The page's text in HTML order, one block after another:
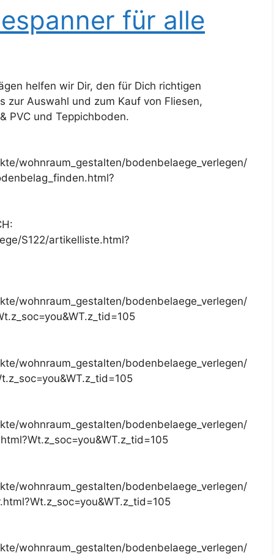
für alle
helfen wir Dir, den für Dich richtigen
zur Auswahl und zum Kauf von Fliesen,
PVC und Teppichboden.
wohnraum_gestalten/bodenbelaege_verlegen/
S122/artikelliste.html?
wohnraum_gestalten/bodenbelaege_verlegen/
wohnraum_gestalten/bodenbelaege_verlegen/
wohnraum_gestalten/bodenbelaege_verlegen/
wohnraum_gestalten/bodenbelaege_verlegen/
wohnraum_gestalten/bodenbelaege_verlegen/